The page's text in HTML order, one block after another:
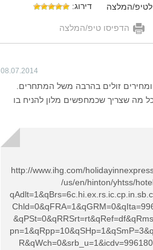
לטיפ/המלצה דירוג:
הדפיסו טיפ/המלצה
08.07.2014
ומחירים זולים בהרבה משל המתחרים.
מה שצריך שכמחפשים מלון להניח בו
http://www.ihg.com/
/us/en/hinton/yhtss/